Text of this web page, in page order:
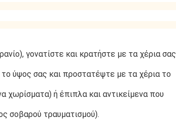
γονατίστε και κρατήστε με τα χέρια σας
το ύψος σας και προστατέψτε με τα χέρια το
χωρίσματα) ή έπιπλα και αντικείμενα που
σοβαρού τραυματισμού).